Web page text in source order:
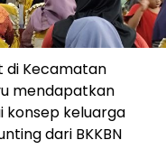
di Kecamatan
mendapatkan
konsep keluarga
dari BKKBN